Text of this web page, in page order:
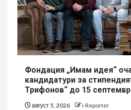
Фондация „Имам идея“
кандидатури за
Трифонов“ до 15
август 5, 2026 i-Reporter